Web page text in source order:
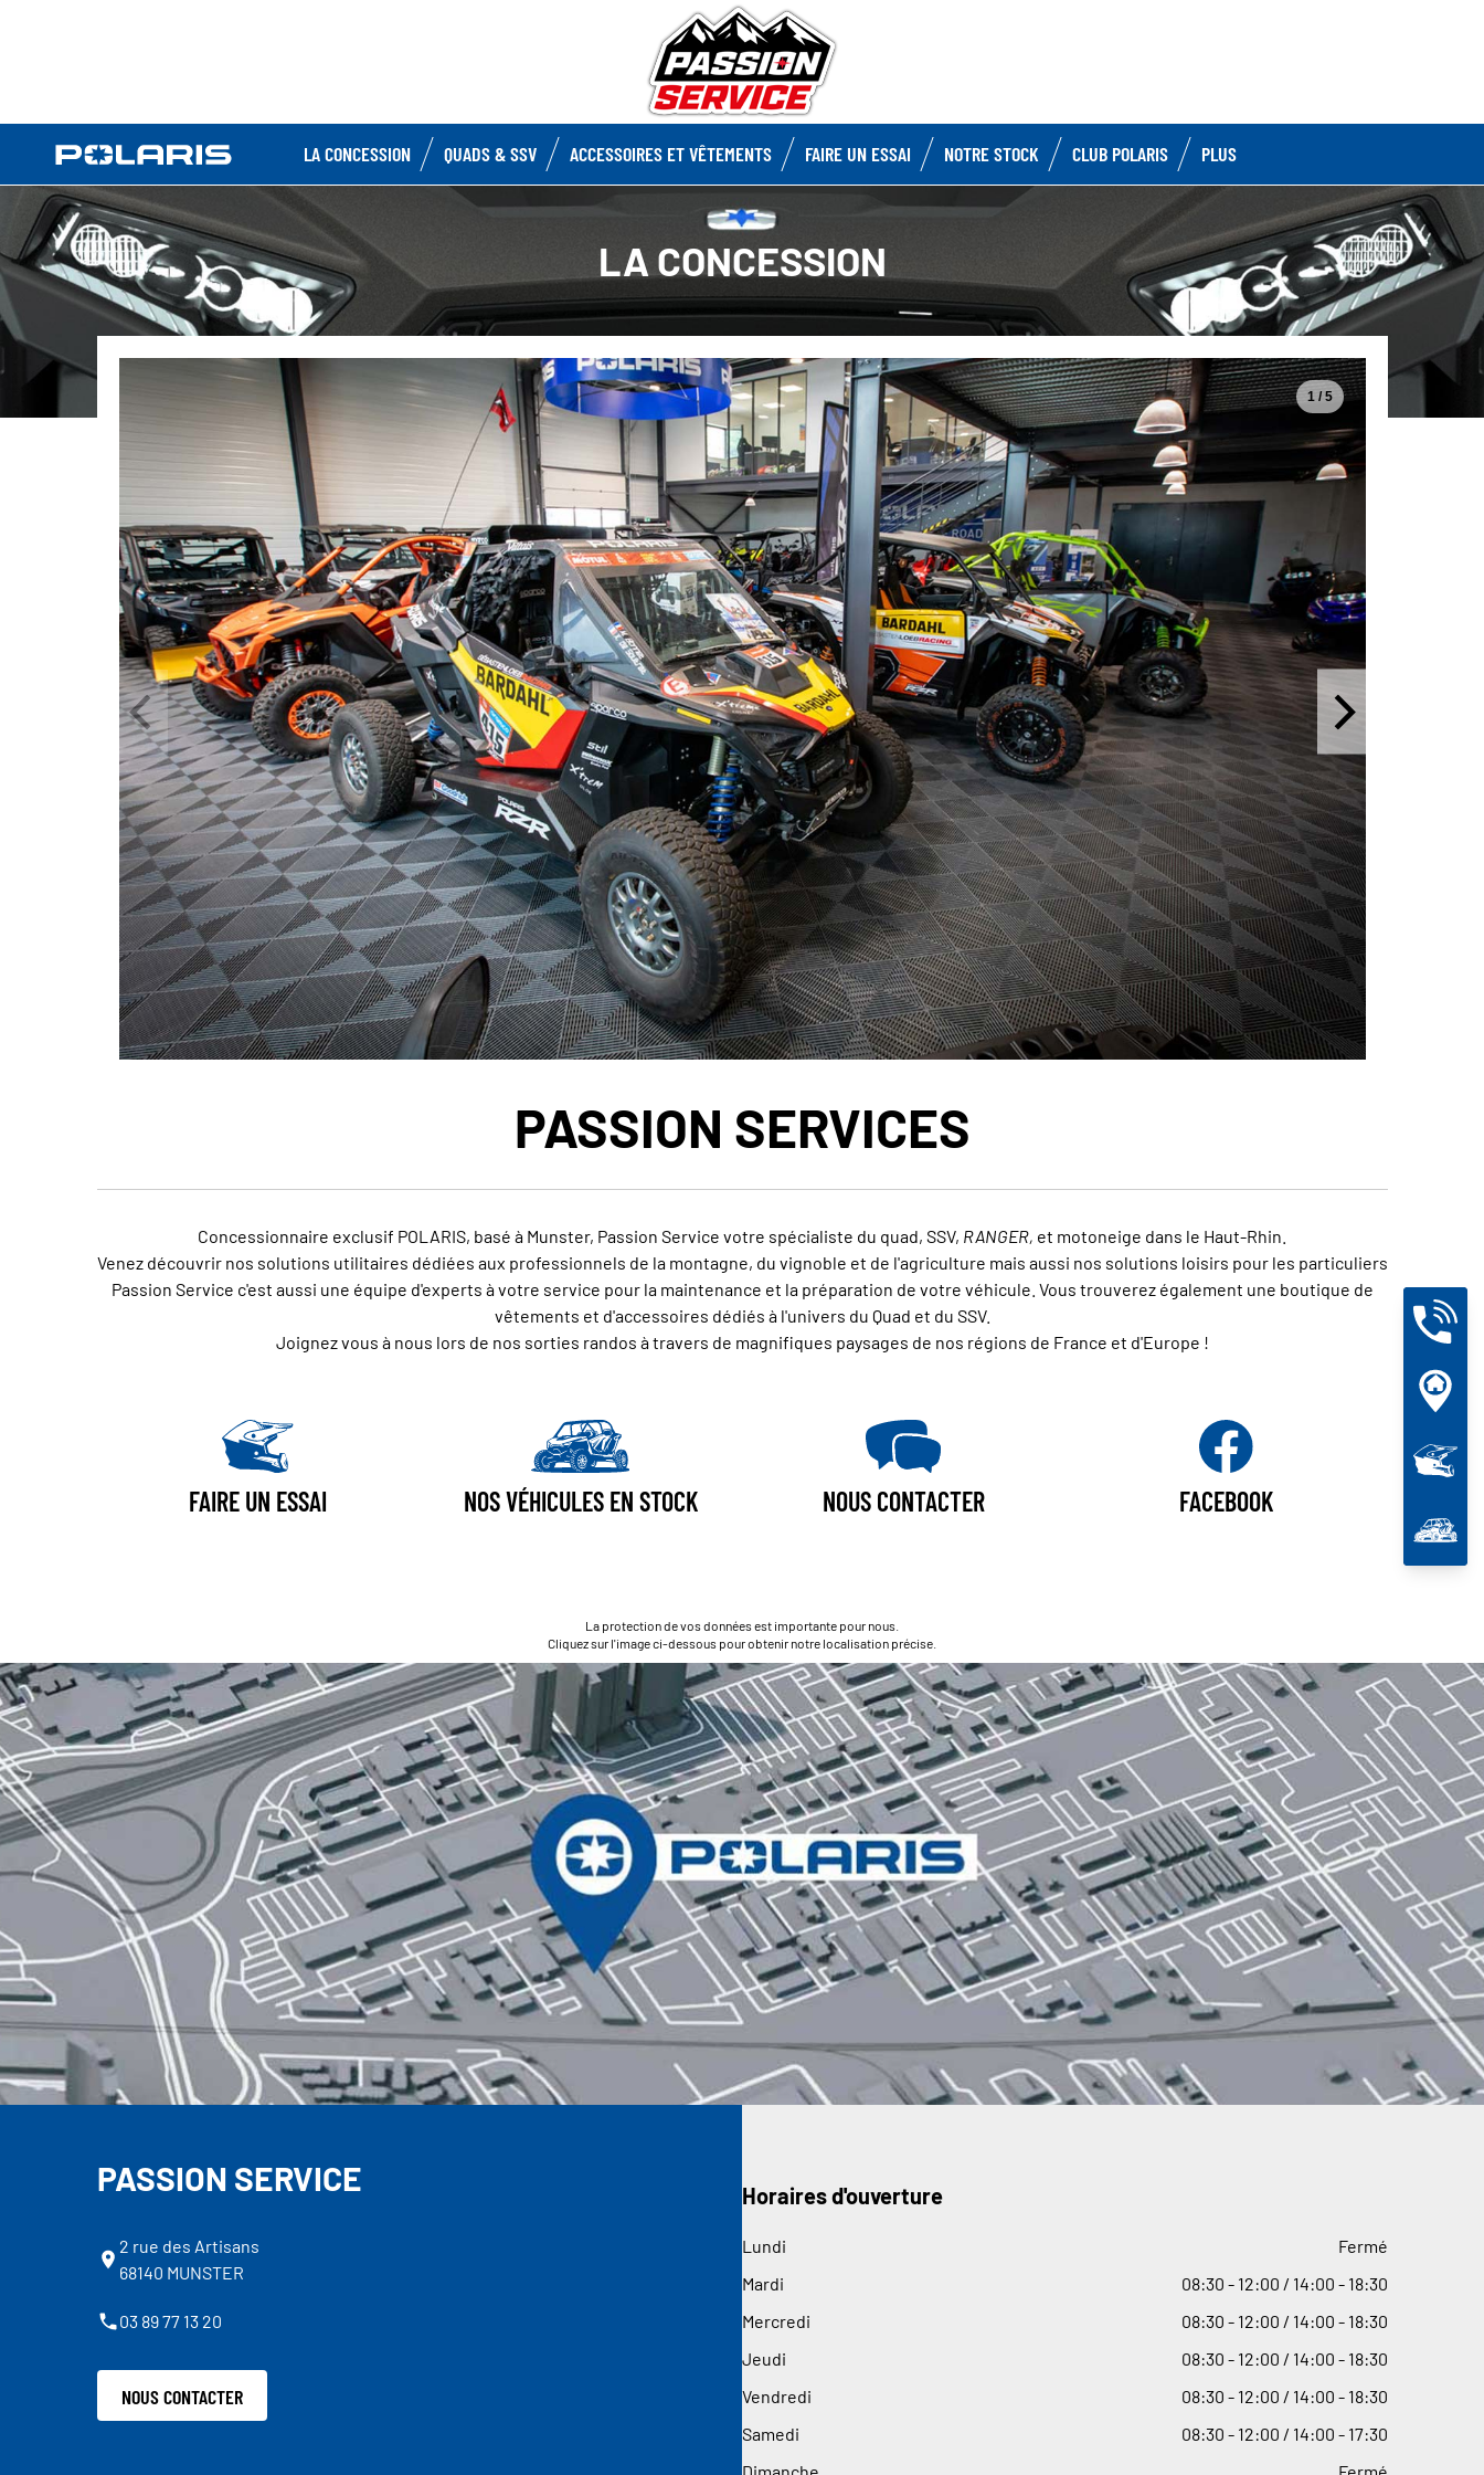
LA CONCESSION QUADS & SSV ACCESSOIRES ET VÊTEMENTS FAIRE UN ESSAI NOTRE STOCK CLUB POLARIS PLUS
LA CONCESSION
1 / 5
PASSION SERVICES
Concessionnaire exclusif POLARIS, basé à Munster, Passion Service votre spécialiste du quad, SSV, RANGER, et motoneige dans le Haut-Rhin.
Venez découvrir nos solutions utilitaires dédiées aux professionnels de la montagne, du vignoble et de l'agriculture mais aussi nos solutions loisirs pour les particuliers
Passion Service c'est aussi une équipe d'experts à votre service pour la maintenance et la préparation de votre véhicule. Vous trouverez également une boutique de
vêtements et d'accessoires dédiés à l'univers du Quad et du SSV.
Joignez vous à nous lors de nos sorties randos à travers de magnifiques paysages de nos régions de France et d'Europe !
FAIRE UN ESSAI NOS VÉHICULES EN STOCK NOUS CONTACTER FACEBOOK
La protection de vos données est importante pour nous.
Cliquez sur l'image ci-dessous pour obtenir notre localisation précise.
PASSION SERVICE
2 rue des Artisans
68140 MUNSTER
03 89 77 13 20
NOUS CONTACTER
Horaires d'ouverture
Lundi
Fermé
Mardi
08:30 - 12:00 / 14:00 - 18:30
Mercredi
08:30 - 12:00 / 14:00 - 18:30
Jeudi
08:30 - 12:00 / 14:00 - 18:30
Vendredi
08:30 - 12:00 / 14:00 - 18:30
Samedi
08:30 - 12:00 / 14:00 - 17:30